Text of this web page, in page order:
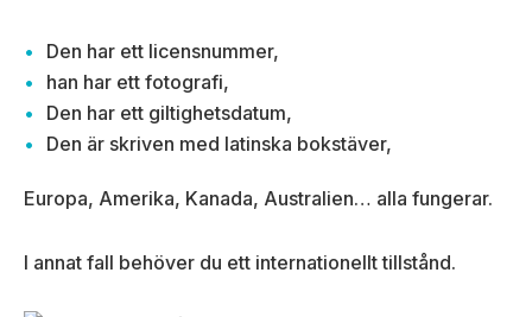
Den har ett licensnummer,
han har ett fotografi,
Den har ett giltighetsdatum,
Den är skriven med latinska bokstäver,
Europa, Amerika, Kanada, Australien… alla fungerar.
I annat fall behöver du ett internationellt tillstånd.